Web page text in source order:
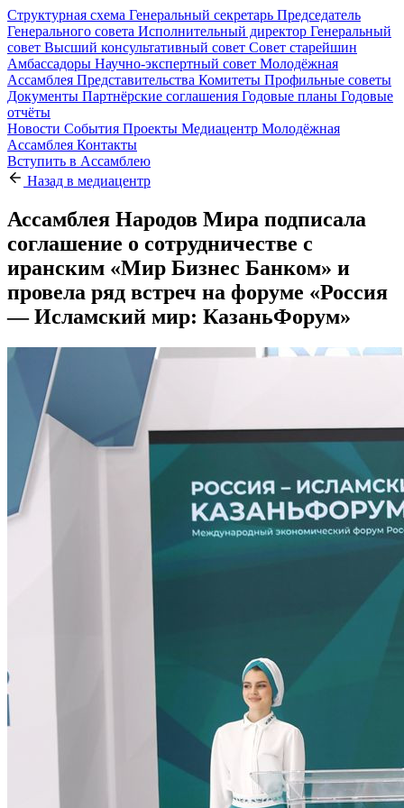
Структурная схема Генеральный секретарь Председатель
Генерального совета Исполнительный директор Генеральный
совет Высший консультативный совет Совет старейшин
Амбассадоры Научно-экспертный совет Молодёжная
Ассамблея Представительства Комитеты Профильные советы
Документы Партнёрские соглашения Годовые планы Годовые
отчёты
Новости События Проекты Медиацентр Молодёжная
Ассамблея Контакты
Вступить в Ассамблею
Назад в медиацентр
Ассамблея Народов Мира подписала
соглашение о сотрудничестве с
иранским «Мир Бизнес Банком» и
провела ряд встреч на форуме «Россия
— Исламский мир: КазаньФорум»